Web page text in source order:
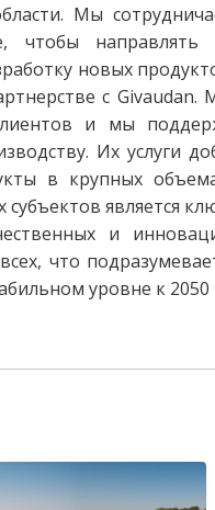
Мы
чтобы направлять
новых
с
и мы
Их услуги
в крупных
субъектов является
и
что
уровне к 2050